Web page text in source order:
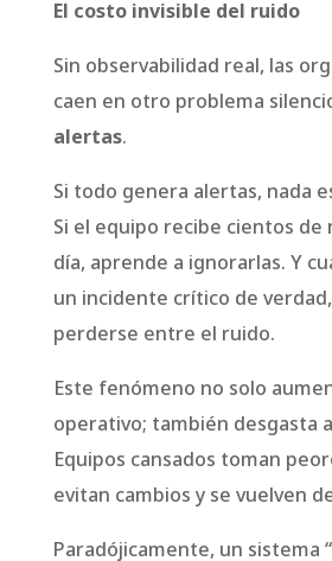
El costo invisible del ruido
Sin observabilidad real, las
caen en otro problema
alertas.
Si todo genera alertas, nada
Si el equipo recibe cientos de
día, aprende a ignorarlas. Y
un incidente crítico de
perderse entre el ruido.
Este fenómeno no solo
operativo; también desgasta
Equipos cansados toman
evitan cambios y se vuelven
Paradójicamente, un sistema